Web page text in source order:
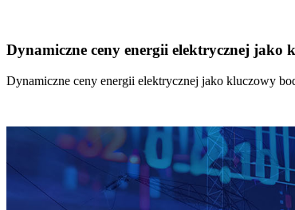
Dynamiczne ceny energii elektrycznej jako
Dynamiczne ceny energii elektrycznej jako kluczowy